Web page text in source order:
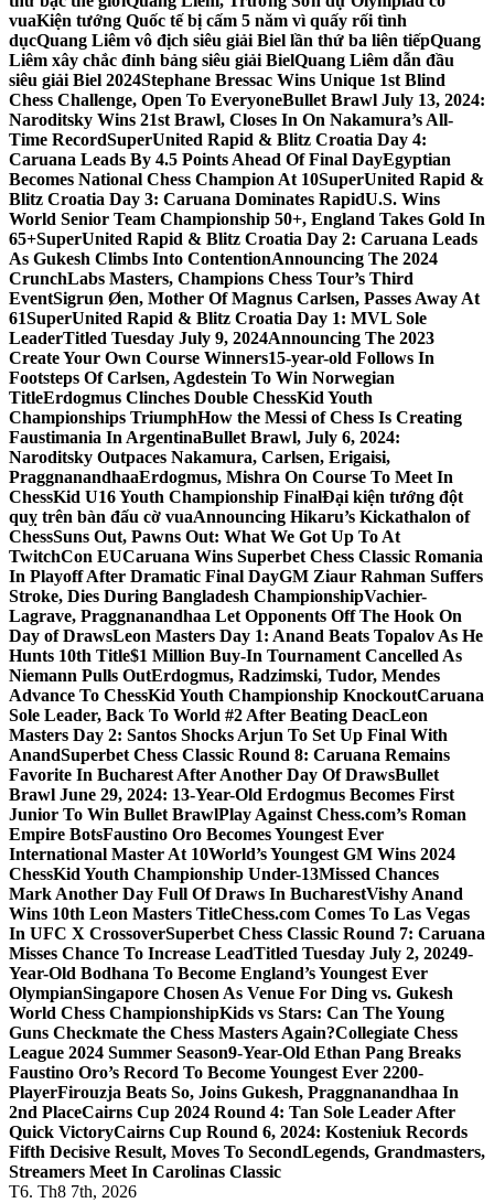
vuaKiện tướng Quốc tế bị cấm 5 năm vì quấy rối tình
dụcQuang Liêm vô địch siêu giải Biel lần thứ ba liên tiếpQuang
Liêm xây chắc đỉnh bảng siêu giải BielQuang Liêm dẫn đầu
siêu giải Biel 2024Stephane Bressac Wins Unique 1st Blind
Chess Challenge, Open To EveryoneBullet Brawl July 13, 2024:
Naroditsky Wins 21st Brawl, Closes In On Nakamura’s All-
Time RecordSuperUnited Rapid & Blitz Croatia Day 4:
Caruana Leads By 4.5 Points Ahead Of Final DayEgyptian
Becomes National Chess Champion At 10SuperUnited Rapid &
Blitz Croatia Day 3: Caruana Dominates RapidU.S. Wins
World Senior Team Championship 50+, England Takes Gold In
65+SuperUnited Rapid & Blitz Croatia Day 2: Caruana Leads
As Gukesh Climbs Into ContentionAnnouncing The 2024
CrunchLabs Masters, Champions Chess Tour’s Third
EventSigrun Øen, Mother Of Magnus Carlsen, Passes Away At
61SuperUnited Rapid & Blitz Croatia Day 1: MVL Sole
LeaderTitled Tuesday July 9, 2024Announcing The 2023
Create Your Own Course Winners15-year-old Follows In
Footsteps Of Carlsen, Agdestein To Win Norwegian
TitleErdogmus Clinches Double ChessKid Youth
Championships TriumphHow the Messi of Chess Is Creating
Faustimania In ArgentinaBullet Brawl, July 6, 2024:
Naroditsky Outpaces Nakamura, Carlsen, Erigaisi,
PraggnanandhaaErdogmus, Mishra On Course To Meet In
ChessKid U16 Youth Championship FinalĐại kiện tướng đột
quỵ trên bàn đấu cờ vuaAnnouncing Hikaru’s Kickathalon of
ChessSuns Out, Pawns Out: What We Got Up To At
TwitchCon EUCaruana Wins Superbet Chess Classic Romania
In Playoff After Dramatic Final DayGM Ziaur Rahman Suffers
Stroke, Dies During Bangladesh ChampionshipVachier-
Lagrave, Praggnanandhaa Let Opponents Off The Hook On
Day of DrawsLeon Masters Day 1: Anand Beats Topalov As He
Hunts 10th Title$1 Million Buy-In Tournament Cancelled As
Niemann Pulls OutErdogmus, Radzimski, Tudor, Mendes
Advance To ChessKid Youth Championship KnockoutCaruana
Sole Leader, Back To World #2 After Beating DeacLeon
Masters Day 2: Santos Shocks Arjun To Set Up Final With
AnandSuperbet Chess Classic Round 8: Caruana Remains
Favorite In Bucharest After Another Day Of DrawsBullet
Brawl June 29, 2024: 13-Year-Old Erdogmus Becomes First
Junior To Win Bullet BrawlPlay Against Chess.com’s Roman
Empire BotsFaustino Oro Becomes Youngest Ever
International Master At 10World’s Youngest GM Wins 2024
ChessKid Youth Championship Under-13Missed Chances
Mark Another Day Full Of Draws In BucharestVishy Anand
Wins 10th Leon Masters TitleChess.com Comes To Las Vegas
In UFC X CrossoverSuperbet Chess Classic Round 7: Caruana
Misses Chance To Increase LeadTitled Tuesday July 2, 20249-
Year-Old Bodhana To Become England’s Youngest Ever
OlympianSingapore Chosen As Venue For Ding vs. Gukesh
World Chess ChampionshipKids vs Stars: Can The Young
Guns Checkmate the Chess Masters Again?Collegiate Chess
League 2024 Summer Season9-Year-Old Ethan Pang Breaks
Faustino Oro’s Record To Become Youngest Ever 2200-
PlayerFirouzja Beats So, Joins Gukesh, Praggnanandhaa In
2nd PlaceCairns Cup 2024 Round 4: Tan Sole Leader After
Quick VictoryCairns Cup Round 6, 2024: Kosteniuk Records
Fifth Decisive Result, Moves To SecondLegends, Grandmasters,
Streamers Meet In Carolinas Classic
T6. Th8 7th, 2026